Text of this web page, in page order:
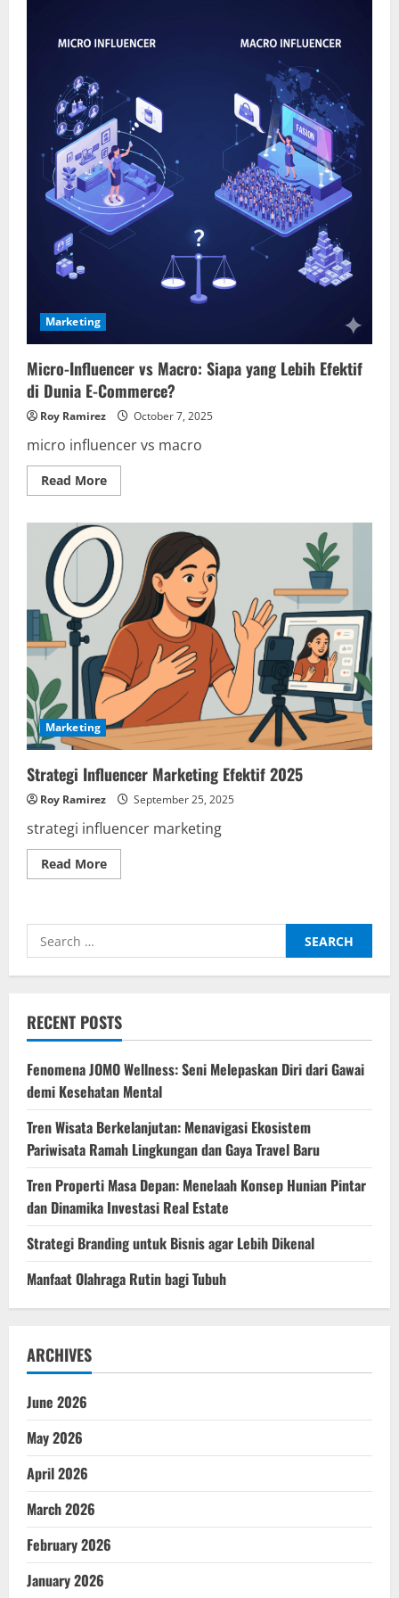
Marketing
Micro-Influencer vs Macro: Siapa yang Lebih Efektif
di Dunia E-Commerce?
Roy Ramirez October 7, 2025
micro influencer vs macro
Read MoreRead
more
Influencer
vs
Macro:
Siapa
yang
Lebih
Efektif
Dunia
E-
Commerce?
Marketing
Strategi Influencer Marketing Efektif 2025
Roy Ramirez September 25, 2025
strategi influencer marketing
Read MoreRead
more
Marketing
Search
for:
RECENT POSTS
Fenomena JOMO Wellness: Seni Melepaskan Diri dari Gawai
demi Kesehatan Mental
Tren Wisata Berkelanjutan: Menavigasi Ekosistem
Pariwisata Ramah Lingkungan dan Gaya Travel Baru
Tren Properti Masa Depan: Menelaah Konsep Hunian Pintar
dan Dinamika Investasi Real Estate
Strategi Branding untuk Bisnis agar Lebih Dikenal
Manfaat Olahraga Rutin bagi Tubuh
ARCHIVES
June 2026
May 2026
April 2026
March 2026
February 2026
January 2026